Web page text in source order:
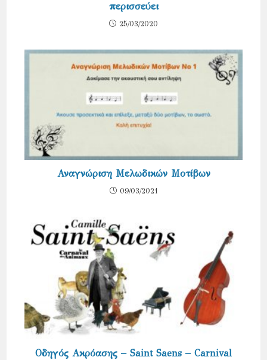
περισσεύει
25/03/2020
Αναγνώριση Μελωδικών Μοτίβων
09/03/2021
Οδηγός Ακρόασης – Saint Saens – Carnival